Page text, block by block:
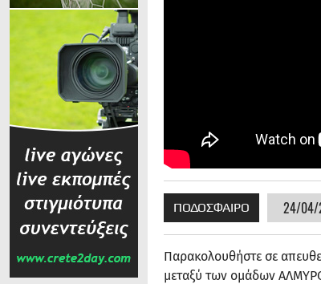
ΠΟΔΟΣΦΑΙΡΟ 24/04/
Παρακολουθήστε σε
μεταξύ των ομάδων